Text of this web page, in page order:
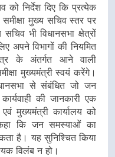
निर्देश दिए कि प्रत्येक
समीक्षा मुख्य सचिव स्तर पर
भी विधानसभा क्षेत्रों
अपने विभागों की नियमित
के अंतर्गत आने वाली
मुख्यमंत्री स्वयं करेंगे।
से संबंधित जो जन
की जानकारी एक
मुख्यमंत्री कार्यालय को
कि जन समस्याओं का
है। यह सुनिश्चित किया
विलंब न हो।